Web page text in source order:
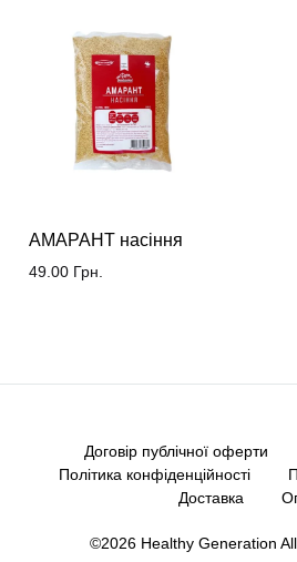
АМАРАНТ насіння
49.00 Грн.
©2026 Healthy Generation
Договір публічної оферти
Політика конфіденційності
Доставка